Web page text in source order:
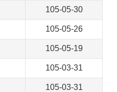
105-05-30
105-05-26
105-05-19
105-03-31
105-03-31